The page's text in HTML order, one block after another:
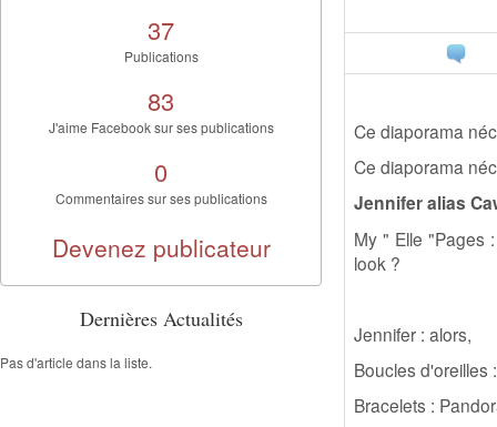
Ce diaporama
Ce diaporama
Jennifer alias
My " Elle "Pages
look ?
Jennifer : alors,
Boucles d'oreilles
Bracelets :
37
Publications
83
J'aime Facebook sur ses publications
0
Commentaires sur ses publications
Devenez publicateur
Dernières Actualités
Pas d'article dans la liste.